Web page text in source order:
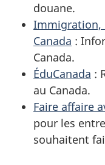
douane.
Immigration,
Canada :
Canada.
ÉduCanada :
au Canada.
Faire affaire
pour les
souhaitent